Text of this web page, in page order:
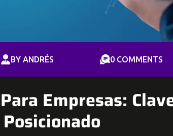
BY ANDRÉS 0 COMMENTS
Empresas: